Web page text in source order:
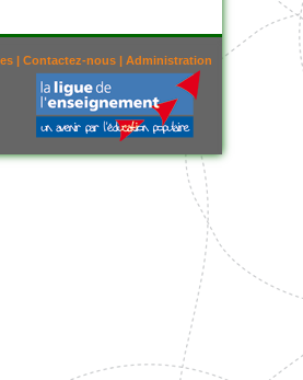
| Contactez-nous | Administration